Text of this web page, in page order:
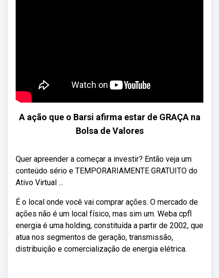
A ação que o Barsi afirma estar de GRAÇA na
Bolsa de Valores
Quer apreender a começar a investir? Então veja um
conteúdo sério e TEMPORARIAMENTE GRATUITO do
Ativo Virtual ...
É o local onde você vai comprar ações. O mercado de
ações não é um local físico, mas sim um. Weba cpfl
energia é uma holding, constituída a partir de 2002, que
atua nos segmentos de geração, transmissão,
distribuição e comercialização de energia elétrica.